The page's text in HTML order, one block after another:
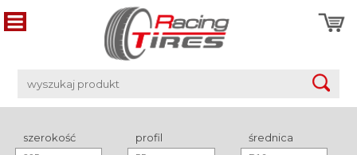
szerokość profil średnica